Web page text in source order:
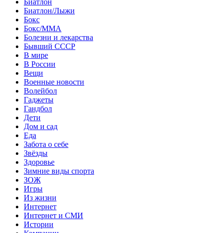
Биатлон
Биатлон/Лыжи
Бокс
Бокс/MMA
Болезни и лекарства
Бывший СССР
В мире
В России
Вещи
Военные новости
Волейбол
Гаджеты
Гандбол
Дети
Дом и сад
Еда
Забота о себе
Звёзды
Здоровье
Зимние виды спорта
ЗОЖ
Игры
Из жизни
Интернет
Интернет и СМИ
Истории